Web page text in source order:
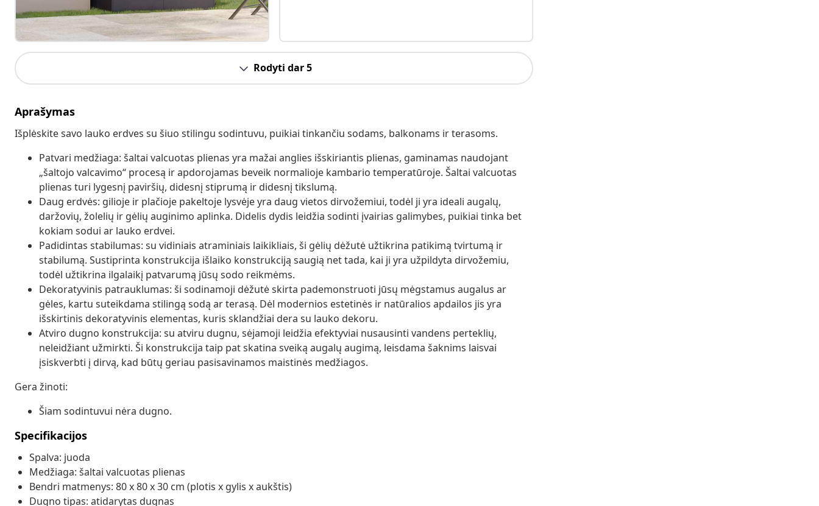
Rodyti dar 5
Aprašymas
Išplėskite savo lauko erdves su šiuo stilingu sodintuvu, puikiai tinkančiu sodams, balkonams ir terasoms.
Patvari medžiaga: šaltai valcuotas plienas yra mažai anglies išskiriantis plienas, gaminamas naudojant
„šaltojo valcavimo“ procesą ir apdorojamas beveik normalioje kambario temperatūroje. Šaltai valcuotas
plienas turi lygesnį paviršių, didesnį stiprumą ir didesnį tikslumą.
Daug erdvės: gilioje ir plačioje pakeltoje lysvėje yra daug vietos dirvožemiui, todėl ji yra ideali augalų,
daržovių, žolelių ir gėlių auginimo aplinka. Didelis dydis leidžia sodinti įvairias galimybes, puikiai tinka bet
kokiam sodui ar lauko erdvei.
Padidintas stabilumas: su vidiniais atraminiais laikikliais, ši gėlių dėžutė užtikrina patikimą tvirtumą ir
stabilumą. Sustiprinta konstrukcija išlaiko konstrukciją saugią net tada, kai ji yra užpildyta dirvožemiu,
todėl užtikrina ilgalaikį patvarumą jūsų sodo reikmėms.
Dekoratyvinis patrauklumas: ši sodinamoji dėžutė skirta pademonstruoti jūsų mėgstamus augalus ar
gėles, kartu suteikdama stilingą sodą ar terasą. Dėl modernios estetinės ir natūralios apdailos jis yra
išskirtinis dekoratyvinis elementas, kuris sklandžiai dera su lauko dekoru.
Atviro dugno konstrukcija: su atviru dugnu, sėjamoji leidžia efektyviai nusausinti vandens perteklių,
neleidžiant užmirkti. Ši konstrukcija taip pat skatina sveiką augalų augimą, leisdama šaknims laisvai
įsiskverbti į dirvą, kad būtų geriau pasisavinamos maistinės medžiagos.
Gera žinoti:
Šiam sodintuvui nėra dugno.
Specifikacijos
Spalva: juoda
Medžiaga: šaltai valcuotas plienas
Bendri matmenys: 80 x 80 x 30 cm (plotis x gylis x aukštis)
Dugno tipas: atidarytas dugnas